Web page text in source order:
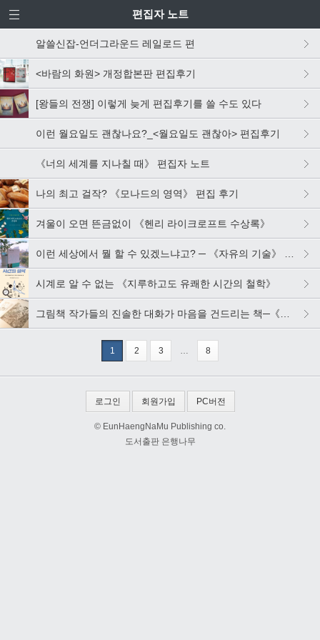
편집자 노트
알쓸신잡-언더그라운드 레일로드 편
<바람의 화원> 개정합본판 편집후기
[왕들의 전쟁] 이렇게 늦게 편집후기를 쓸 수도 있다
이런 월요일도 괜찮나요?_<월요일도 괜찮아> 편집후기
《너의 세계를 지나칠 때》 편집자 노트
나의 최고 걸작? 《모나드의 영역》 편집 후기
겨울이 오면 뜬금없이 《헨리 라이크로프트 수상록》
이런 세상에서 뭘 할 수 있겠느냐고? ─ 《자유의 기술》 편집 후기
시계로 알 수 없는 《지루하고도 유쾌한 시간의 철학》
그림책 작가들의 진솔한 대화가 마음을 건드리는 책─《유럽의 그림책 작가들에게 묻다》 편집 후기
1 2 3 … 8
로그인 회원가입 PC버전
© EunHaengNaMu Publishing co.
도서출판 은행나무